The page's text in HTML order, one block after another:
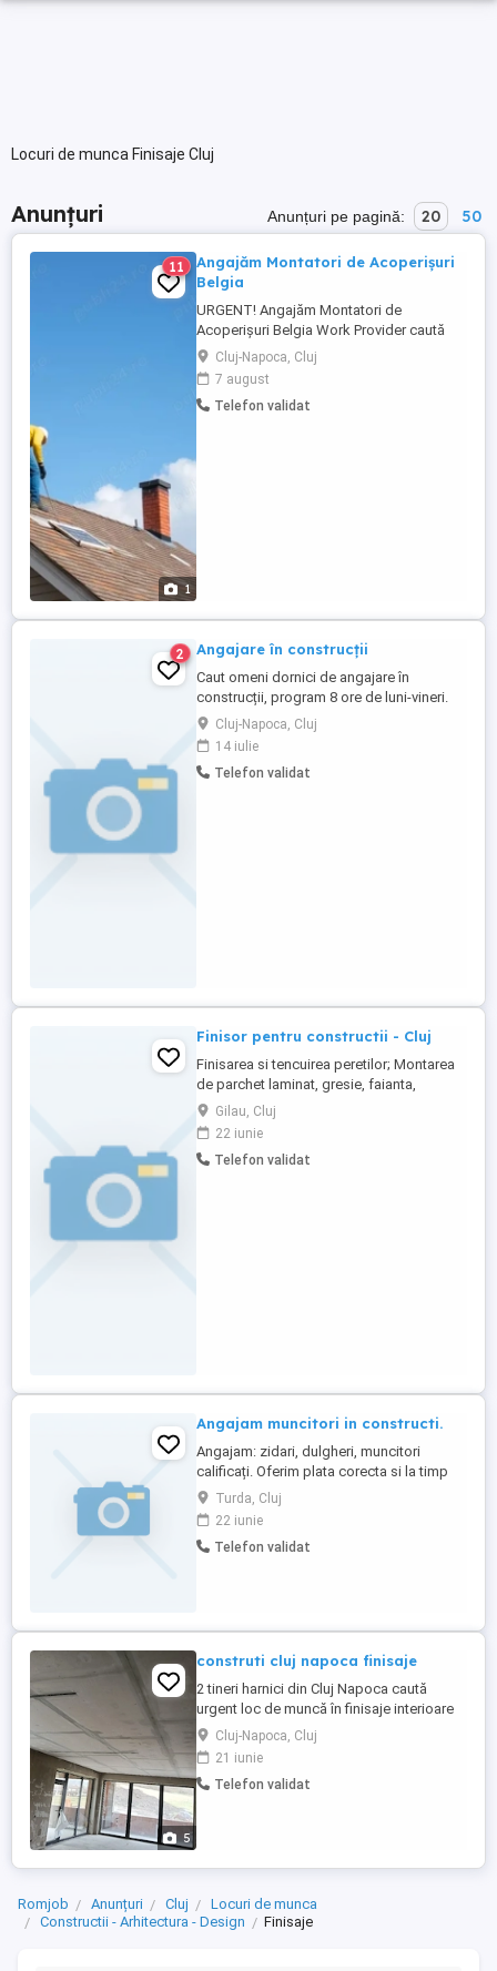
Locuri de munca Finisaje Cluj
Anunțuri Anunțuri pe pagină: 20 50
1
11
Angajăm Montatori de Acoperișuri
Belgia
URGENT! Angajăm Montatori de
Acoperișuri Belgia Work Provider caută
muncitori în domeniul construcțiilor,
specializați în montajul acoperișurilor.
Dacă ai experiență, sau esti dornic sa
inveti ai seriozitate și nu te temi de
Cluj-Napoca, Cluj
7 august
Telefon validat
2 Angajare în construcții
Caut omeni dornici de angajare în
construcții, program 8 ore de luni-vineri.
Felul munci renovări interioare cât și
exterioare.
Cluj-Napoca, Cluj
14 iulie
Telefon validat
Finisor pentru constructii - Cluj
Finisarea si tencuirea peretilor; Montarea
de parchet laminat, gresie, faianta,
linoleum, mocheta; Izolarea si montarea
placilor de rigips pe structura metalica
sau de lemn; Zugravirea si lucrari de
intretinere; Tapetare pereti si alte
Gilau, Cluj
22 iunie
Telefon validat
Angajam muncitori in constructi.
Angajam: zidari, dulgheri, muncitori
calificați. Oferim plata corecta si la timp
Șalariu negociabil in funcție de experienta
si competenta. Cerinte:
Seriozitate,punctualitate si implicare.
Capacitatea de a lucra in echipa. Dacă ești
Turda, Cluj
22 iunie
Telefon validat
5
construti cluj napoca finisaje
2 tineri harnici din Cluj Napoca caută
urgent loc de muncă în finisaje interioare
glet zugrăvit parchet laminat rigips scafe
turnare sapă.autonivelanta.montat
uși.program normal de munca.cerem
oferim seriozitate deplina avem scule
Cluj-Napoca, Cluj
21 iunie
Telefon validat
Romjob Anunțuri Cluj
Locuri de munca
Constructii - Arhitectura - Design
Finisaje